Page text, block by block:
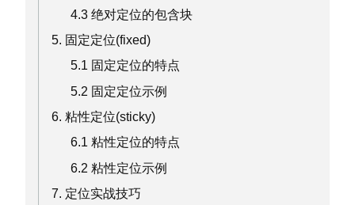
4.3 绝对定位的包含块
5. 固定定位(fixed)
5.1 固定定位的特点
5.2 固定定位示例
6. 粘性定位(sticky)
6.1 粘性定位的特点
6.2 粘性定位示例
7. 定位实战技巧